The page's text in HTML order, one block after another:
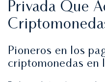
Privada Que
Pioneros en los
criptomonedas en